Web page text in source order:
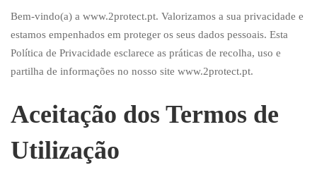
de
Privacidade
Bem-vindo(a) a www.2protect.pt. Valorizamos a sua privacidade e
estamos empenhados em proteger os seus dados pessoais. Esta
Política de Privacidade esclarece as práticas de recolha, uso e
partilha de informações no nosso site www.2protect.pt.
Aceitação dos Termos de
Utilização